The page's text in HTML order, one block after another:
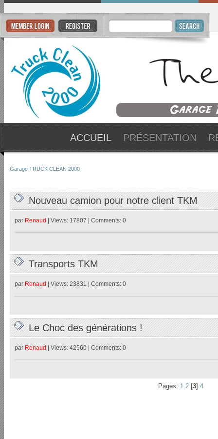
ACCUEIL PRÉSENTATION
Garage TRUCK CLEAN 2000
Nouveau camion pour notre client TKM
par Renaud | Views: 17807 | Comments: 0
Transports TKM
par Renaud | Views: 23831 | Comments: 0
Le Choc des générations !
par Renaud | Views: 42560 | Comments: 0
Pages: 1 2 [3] 4